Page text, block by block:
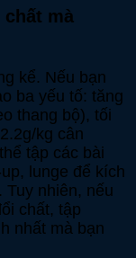
mà
kể. Nếu bạn
ba yếu tố: tăng
thang bộ), tối
kg cân
tập các bài
lunge để kích
nhiên, nếu
chất, tập
nhất mà bạn